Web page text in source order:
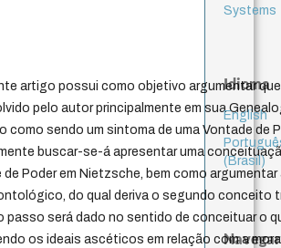
artigo possui como objetivo argumentar
pelo autor principalmente em sua
como sendo um sintoma de uma Vontade de
buscar-se-á apresentar uma
de Poder em Nietzsche, bem como
do qual deriva o segundo conceito
passo será dado no sentido de conceituar o
os ideais ascéticos em relação com a
Systems
Idioma
English
(Brasil)
Navegar